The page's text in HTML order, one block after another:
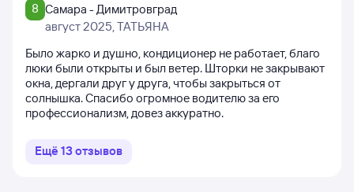
8 Самара - Димитровград
август 2025, ТАТЬЯНА
Было жарко и душно, кондиционер не работает, благо
люки были открыты и был ветер. Шторки не закрывают
окна, дергали друг у друга, чтобы закрыться от
солнышка. Спасибо огромное водителю за его
профессионализм, довез аккуратно.
Ещё 13отзывов